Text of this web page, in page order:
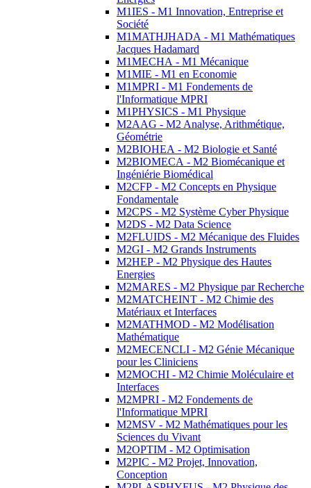
M1IES - M1 Innovation, Entreprise et
Société
M1MATHJHADA - M1 Mathématiques
Jacques Hadamard
M1MECHA - M1 Mécanique
M1MIE - M1 en Economie
M1MPRI - M1 Fondements de
l'Informatique MPRI
M1PHYSICS - M1 Physique
M2AAG - M2 Analyse, Arithmétique,
Géométrie
M2BIOHEA - M2 Biologie et Santé
M2BIOMECA - M2 Biomécanique et
Ingéniérie Biomédical
M2CFP - M2 Concepts en Physique
Fondamentale
M2CPS - M2 Système Cyber Physique
M2DS - M2 Data Science
M2FLUIDS - M2 Mécanique des Fluides
M2GI - M2 Grands Instruments
M2HEP - M2 Physique des Hautes
Energies
M2MARES - M2 Physique par Recherche
M2MATCHEINT - M2 Chimie des
Matériaux et Interfaces
M2MATHMOD - M2 Modélisation
Mathématique
M2MECENCLI - M2 Génie Mécanique
pour les Cliniciens
M2MOCHI - M2 Chimie Moléculaire et
Interfaces
M2MPRI - M2 Fondements de
l'Informatique MPRI
M2MSV - M2 Mathématiques pour les
Sciences du Vivant
M2OPTIM - M2 Optimisation
M2PIC - M2 Projet, Innovation,
Conception